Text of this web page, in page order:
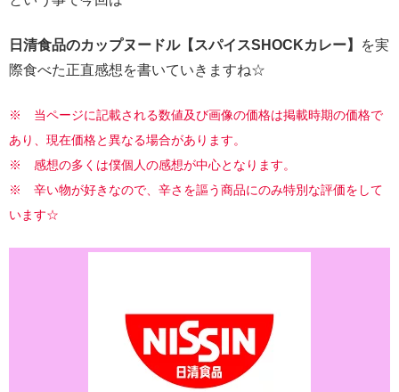
日清食品のカップヌードル【スパイスSHOCKカレー】
を実
際食べた正直感想を書いていきますね☆
※ 当ページに記載される数値及び画像の価格は掲載時期の価格で
あり、現在価格と異なる場合があります。
※ 感想の多くは僕個人の感想が中心となります。
※ 辛い物が好きなので、辛さを謳う商品にのみ特別な評価をして
います☆